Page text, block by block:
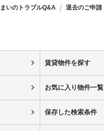
いのトラブルQ&A 退去のご申請
賃貸物件を探す
お気に入り物件一覧
保存した検索条件